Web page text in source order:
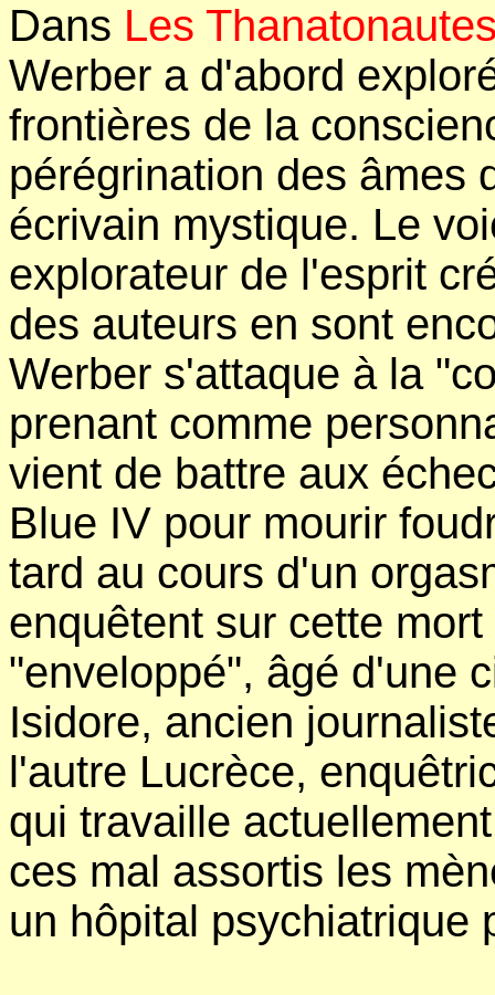
Dans Les
Werber a d'abord
frontières de la
pérégrination des âmes
écrivain mystique. Le
explorateur de l'esprit
des auteurs en sont
Werber s'attaque à la
prenant comme
vient de battre aux
Blue IV pour mourir
tard au cours d'un
enquêtent sur cette
"enveloppé", âgé d'une
Isidore, ancien
l'autre Lucrèce,
qui travaille
ces mal assortis les
un hôpital psychiatrique